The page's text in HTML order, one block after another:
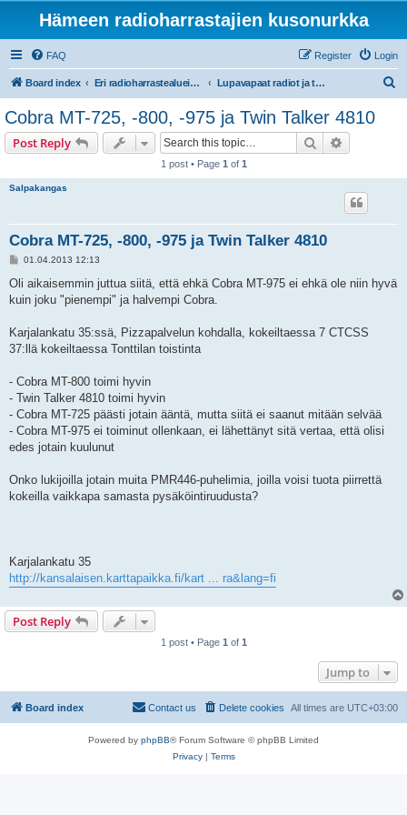
Hämeen radioharrastajien kusonurkka
FAQ Login
Register
Board index Eri radioharrastealueiden mukaiset osastot Lupavapaat radiot ja taajuudet (LA-CB-PR27, PMR446)
Cobra MT-725, -800, -975 ja Twin Talker 4810
Post Reply Search
1 post • Page 1 of 1
Salpakangas
Cobra MT-725, -800, -975 ja Twin Talker 4810
P
s
01.04.2013 12:13
Oli aikaisemmin juttua siitä, että ehkä Cobra MT-975 ei ehkä ole niin hyvä
kuin joku "pienempi" ja halvempi Cobra.
Karjalankatu 35:ssä, Pizzapalvelun kohdalla, kokeiltaessa 7 CTCSS
37:llä kokeiltaessa Tonttilan toistinta
- Cobra MT-800 toimi hyvin
- Twin Talker 4810 toimi hyvin
- Cobra MT-725 päästi jotain ääntä, mutta siitä ei saanut mitään selvää
- Cobra MT-975 ei toiminut ollenkaan, ei lähettänyt sitä vertaa, että olisi
edes jotain kuulunut
Onko lukijoilla jotain muita PMR446-puhelimia, joilla voisi tuota piirrettä
kokeilla vaikkapa samasta pysäköintiruudusta?
Karjalankatu 35
http://kansalaisen.karttapaikka.fi/kart ... ra&lang=fi
Post Reply
1 post • Page 1 of 1
Jump to
Board index All times are UTC+03:00
Delete cookies
Contact us
Powered by phpBB® Forum Software © phpBB Limited
Privacy| Terms